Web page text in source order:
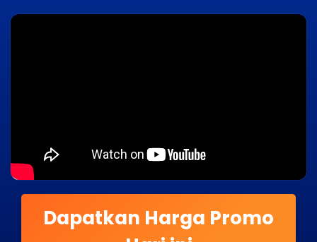
Dapatkan Harga Promo